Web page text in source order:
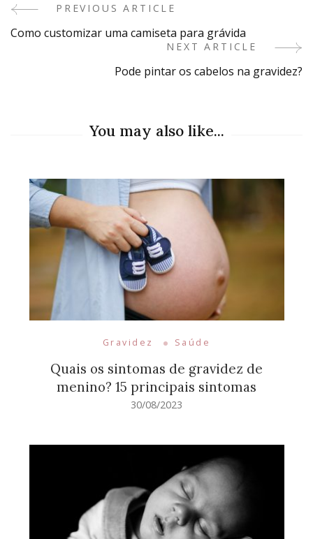
PostPREVIOUS ARTICLE
Como customizar uma camiseta para grávida
NEXT ARTICLE
Pode pintar os cabelos na gravidez​?
You may also like...
Gravidez Saúde
Quais os sintomas de gravidez de
menino? 15 principais sintomas
30/08/2023